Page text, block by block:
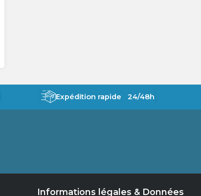
Expédition rapide 24/48h
Informations légales & Données